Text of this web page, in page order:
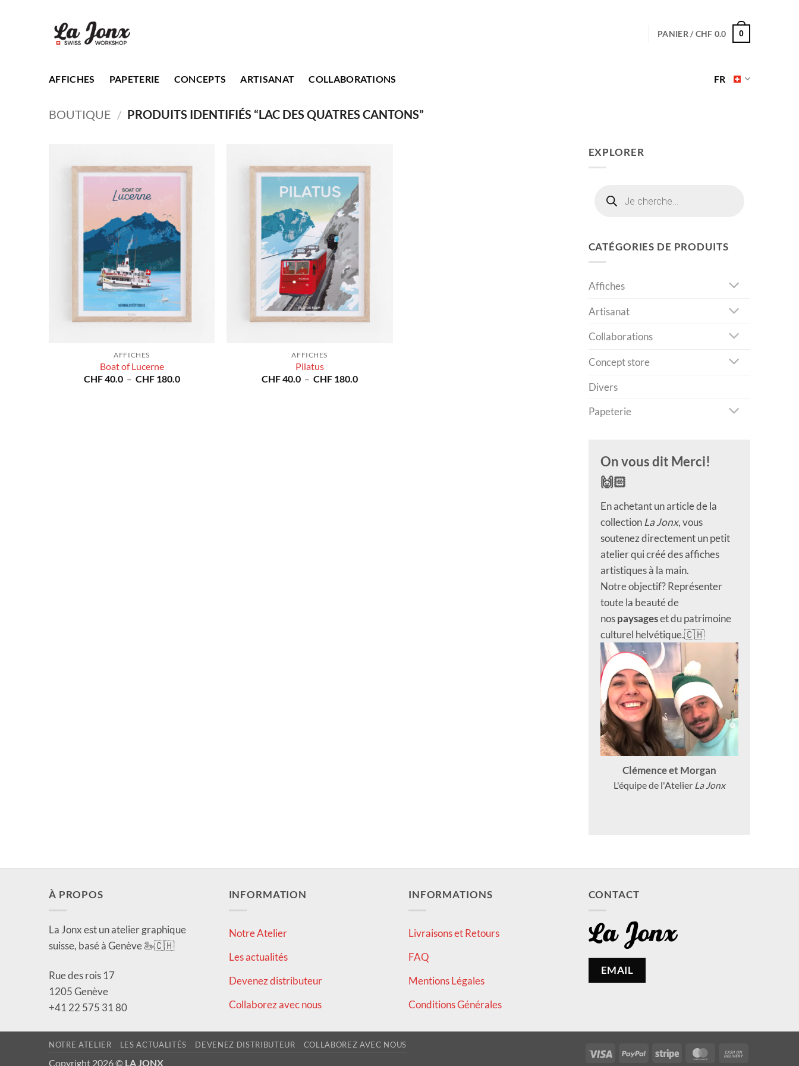
PANIER /CHF 0.0 0
AFFICHES PAPETERIE CONCEPTS ARTISANAT COLLABORATIONS FR
BOUTIQUE / PRODUITS IDENTIFIÉS “LAC DES QUATRES CANTONS”
AFFICHES
Boat of Lucerne
CHF40.0 – CHF180.0Plage
AFFICHES
Pilatus
CHF40.0 – CHF180.0Plage
EXPLORER
produits
CATÉGORIES DE PRODUITS
Affiches
Artisanat
Collaborations
Concept store
Divers
Papeterie
On vous dit Merci!
🙌🏻
En achetant un article de la
collectionLa Jonx, vous
soutenez directement un petit
atelier qui créé des affiches
artistiques à la main.
Notre objectif? Représenter
toute la beauté de
nospaysageset du patrimoine
culturel helvétique.🇨🇭
Clémence et Morgan
L'équipe de l'Atelier La Jonx
À PROPOS
La Jonx est un atelier graphique
suisse, basé à Genève 🦢🇨🇭
Rue des rois 17
1205 Genève
+41 22 575 31 80
INFORMATION
Notre Atelier
Les actualités
Devenez distributeur
Collaborez avec nous
INFORMATIONS
Livraisons et Retours
FAQ
Mentions Légales
Conditions Générales
CONTACT
EMAIL
Visa PayPal Stripe MasterCard
NOTRE ATELIER LES ACTUALITÉS DEVENEZ DISTRIBUTEUR COLLABOREZ AVEC NOUS
Copyright 2026 © LA JONX